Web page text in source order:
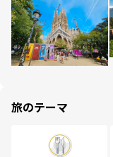
旅のテーマ